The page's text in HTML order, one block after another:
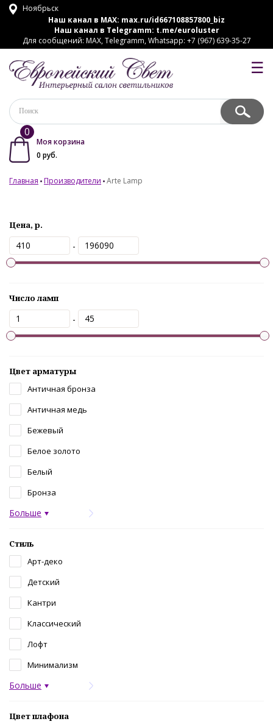
Ноябрьск
Наш канал в MAX: max.ru/id667108857800_biz
Наш канал в Telegramm: t.me/euroluster
Для сообщений: MAX, Telegramm, Whatsapp: +7 (967) 639-35-27
☰
0
Моя корзина
0 руб.
Главная Производители Arte Lamp
Цена, р.
-
Число ламп
-
Цвет арматуры
Античная бронза
Античная медь
Бежевый
Белое золото
Белый
Бронза
Больше
Стиль
Арт-деко
Детский
Кантри
Классический
Лофт
Минимализм
Больше
Цвет плафона